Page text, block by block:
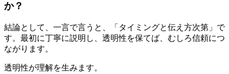
か？
結論として、一言で言うと、「タイミングと伝え方次第」で
す。最初に丁寧に説明し、透明性を保てば、むしろ信頼につ
ながります。
透明性が理解を生みます。